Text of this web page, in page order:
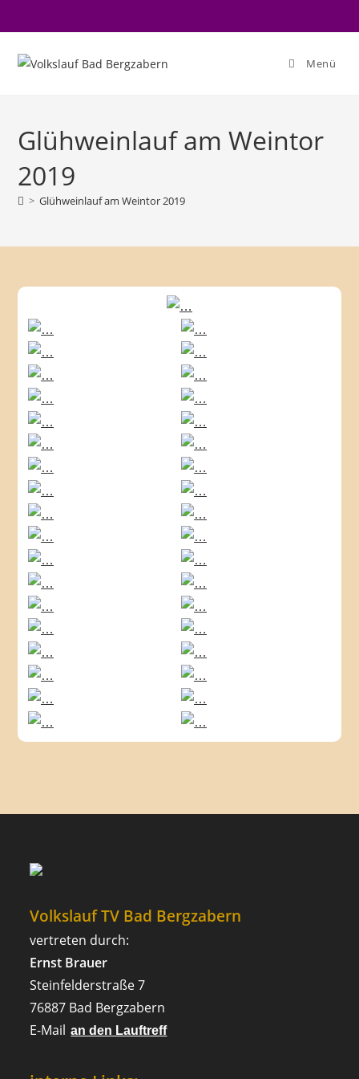
Inhalt
Menü
Glühweinlauf am Weintor
2019
> Glühweinlauf am Weintor 2019
Volkslauf TV Bad Bergzabern
vertreten durch:
Ernst Brauer
Steinfelderstraße 7
76887 Bad Bergzabern
E-Mail an den Lauftreff